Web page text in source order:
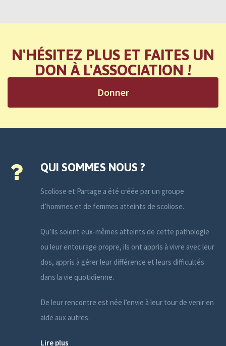
N'HÉSITEZ PLUS ET FAITES UN
DON À L'ASSOCIATION !
Donner
QUI SOMMES NOUS ?
Scoliose et Partage a été créée par un groupe
d’hommes et de femmes atteints de scoliose.
Qu’ils soient eux-mêmes atteints de cette pathologie
ou leur entourage propre, ils ont appris à vivre avec leur
dos, appris à gérer leur différence et leurs difficultés
dans la vie quotidienne.
De leur rencontre est née l’envie à leur tour de venir en
aide aux autres.
Lire plus